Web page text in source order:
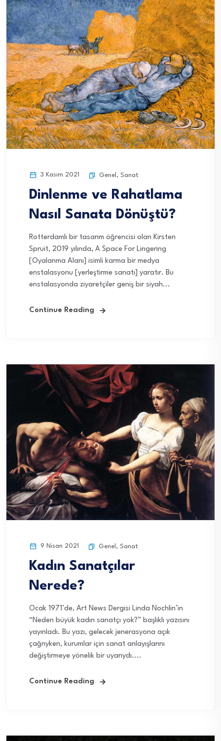
3 Kasım 2021 Genel , Sanat
Dinlenme ve Rahatlama
Nasıl Sanata Dönüştü?
Rotterdamlı bir tasarım öğrencisi olan Kirsten
Spruit, 2019 yılında, A Space For Lingering
[Oyalanma Alanı] isimli karma bir medya
enstalasyonu [yerleştirme sanatı] yaratır. Bu
enstalasyonda ziyaretçiler geniş bir siyah...
Continue Reading
9 Nisan 2021 Genel , Sanat
Kadın Sanatçılar
Nerede?
Ocak 1971’de, Art News Dergisi Linda Nochlin’in
“Neden büyük kadın sanatçı yok?” başlıklı yazısını
yayınladı. Bu yazı, gelecek jenerasyona açık
çağrıyken, kurumlar için sanat anlayışlarını
değiştirmeye yönelik bir uyarıydı....
Continue Reading